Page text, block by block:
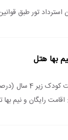
استرداد تور طبق
بها هتل
رایگان و نیم